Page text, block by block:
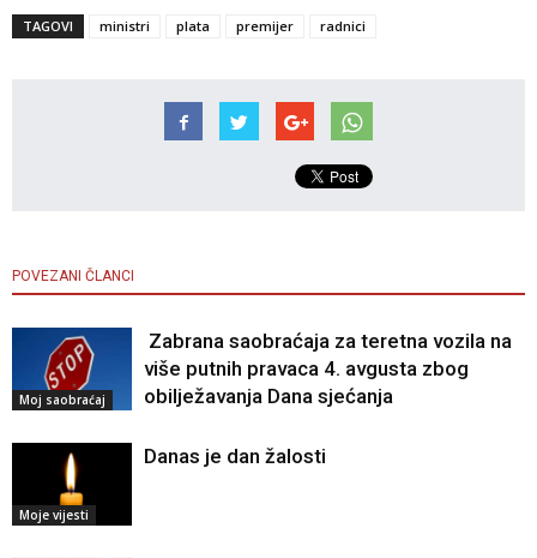
TAGOVI ministri plata premijer radnici
POVEZANI ČLANCI
Moj saobraćaj
Zabrana saobraćaja za teretna vozila na
više putnih pravaca 4. avgusta zbog
obilježavanja Dana sjećanja
Moje vijesti
Danas je dan žalosti